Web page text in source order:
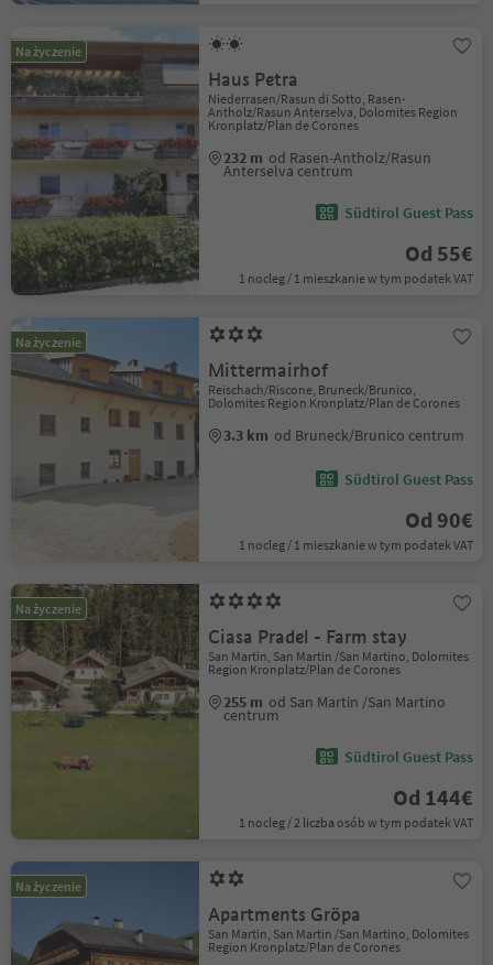
Na życzenie
Haus Petra
Niederrasen/Rasun di Sotto, Rasen-
Antholz/Rasun Anterselva, Dolomites Region
Kronplatz/Plan de Corones
232 m od Rasen-Antholz/Rasun
Anterselva centrum
Südtirol Guest Pass
Od 55€
1 nocleg / 1 mieszkanie w tym podatek VAT
Na życzenie
Mittermairhof
Reischach/Riscone, Bruneck/Brunico,
Dolomites Region Kronplatz/Plan de Corones
3.3 km od Bruneck/Brunico centrum
Südtirol Guest Pass
Od 90€
1 nocleg / 1 mieszkanie w tym podatek VAT
Na życzenie
Ciasa Pradel - Farm stay
San Martin, San Martin /San Martino, Dolomites
Region Kronplatz/Plan de Corones
255 m od San Martin /San Martino
centrum
Südtirol Guest Pass
Od 144€
1 nocleg / 2 liczba osób w tym podatek VAT
Na życzenie
Apartments Gröpa
San Martin, San Martin /San Martino, Dolomites
Region Kronplatz/Plan de Corones